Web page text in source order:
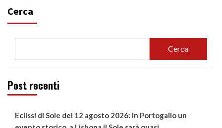
Cerca
Cerca
Post recenti
Eclissi di Sole del 12 agosto 2026: in Portogallo un